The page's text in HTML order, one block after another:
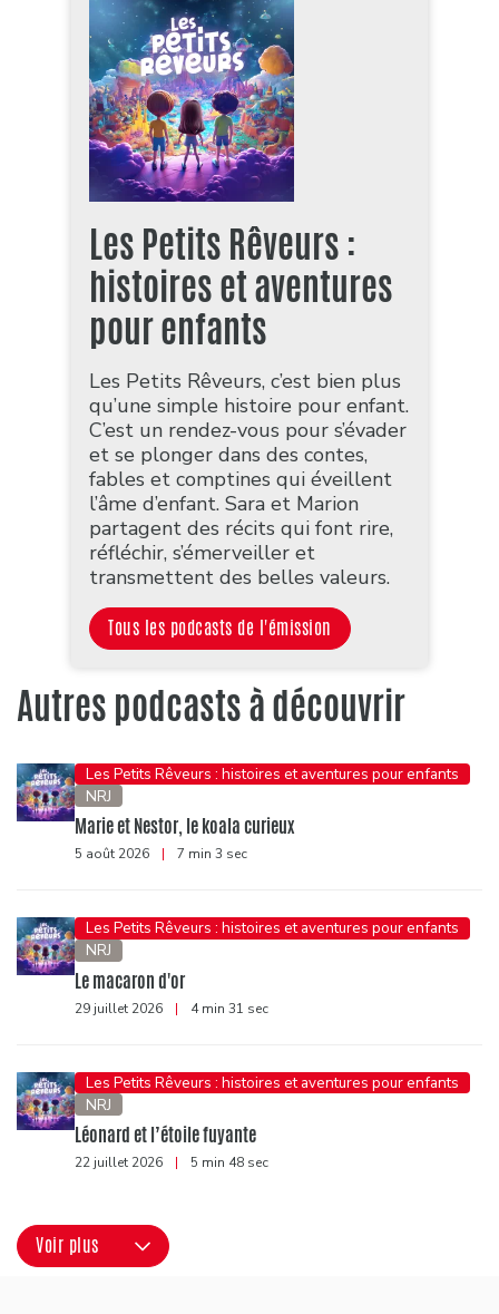
Les Petits Rêveurs :
histoires et aventures
pour enfants
Les Petits Rêveurs, c’est bien plus
qu’une simple histoire pour enfant.
C’est un rendez-vous pour s’évader
et se plonger dans des contes,
fables et comptines qui éveillent
l’âme d’enfant. Sara et Marion
partagent des récits qui font rire,
réfléchir, s’émerveiller et
transmettent des belles valeurs.
Tous les podcasts de l'émission
Autres podcasts à découvrir
Les Petits Rêveurs : histoires et aventures pour enfants
NRJ
Marie et Nestor, le koala curieux
5 août 2026 | 7 min 3 sec
Les Petits Rêveurs : histoires et aventures pour enfants
NRJ
Le macaron d'or
29 juillet 2026 | 4 min 31 sec
Les Petits Rêveurs : histoires et aventures pour enfants
NRJ
Léonard et l’étoile fuyante
22 juillet 2026 | 5 min 48 sec
Voir plus